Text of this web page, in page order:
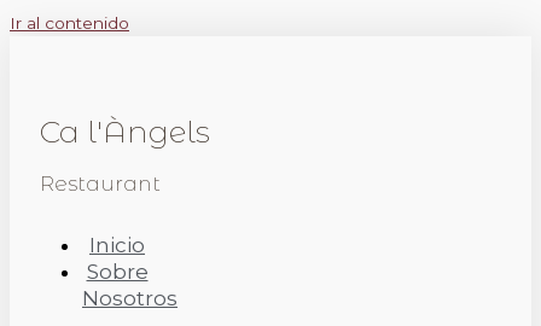
Ir al contenido
Ca l'Àngels
Restaurant
Inicio
Sobre
Nosotros